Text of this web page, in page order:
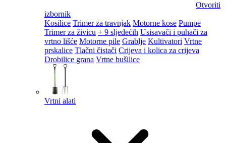
Otvoriti
izbornik
Kosilice Trimer za travnjak Motorne kose Pumpe
Trimer za živicu + 9 sljedećih Usisavači i puhači za
vrtno lišće Motorne pile Grablje Kultivatori Vrtne
prskalice Tlačni čistači Crijeva i kolica za crijeva
Drobilice grana Vrtne bušilice
Vrtni alati